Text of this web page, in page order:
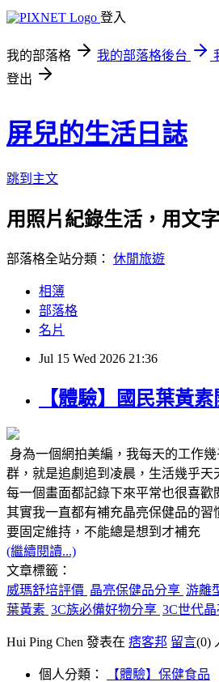
登入
我的部落格 我的部落格後台
登出
屏兒的生活日誌
跳到主文
用照片紀錄生活，用文
部落格全站分類： 休閒旅遊
相簿
部落格
名片
Jul 15 Wed 2026 21:36
【體驗】國民葉黃
身為一個網拍美編，我每天的工作
群，就是追劇追到凌晨，生活幾乎
每一個畫面都記錄下來平常也很喜
其實我一直都有補充晶亮保健品的
要固定維持，不能總是想到才補充
(繼續閱讀...)
文章標籤：
威瑪舒培評價 晶亮保健品分享 游離
葉黃素 3C族必備好物分享 3C世代
Hui Ping Chen 發表在 痞客邦 留言(0)
個人分類： 【體驗】保健食品